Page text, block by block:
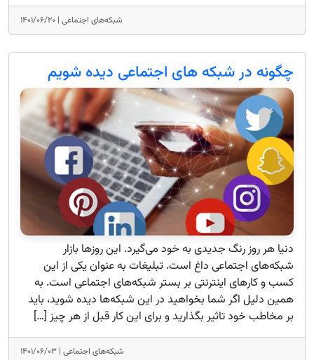
شبکه‌های اجتماعی | ۱۴۰۱/۰۶/۲۰
چگونه در شبکه های اجتماعی دیده شویم
دنیا هر روز رنگ جدیدی به خود می‌گیرد. این روزها بازار
شبکه‌های اجتماعی داغ است. تبلیغات به عنوان یکی از این
کسب و کارهای اینترنتی بر بستر شبکه‌های اجتماعی است. به
همین دلیل اگر شما بخواهید در این شبکه‌ها دیده شوید، باید
بر مخاطب خود تاثیر بگذارید و برای این کار قبل از هر چیز […]
شبکه‌های اجتماعی | ۱۴۰۱/۰۶/۰۳